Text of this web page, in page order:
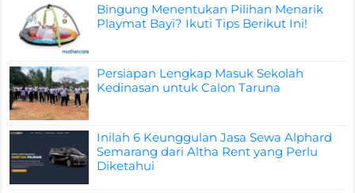
Bingung Menentukan Pilihan Menarik
Playmat Bayi? Ikuti Tips Berikut Ini!
Persiapan Lengkap Masuk Sekolah
Kedinasan untuk Calon Taruna
Inilah 6 Keunggulan Jasa Sewa Alphard
Semarang dari Altha Rent yang Perlu
Diketahui